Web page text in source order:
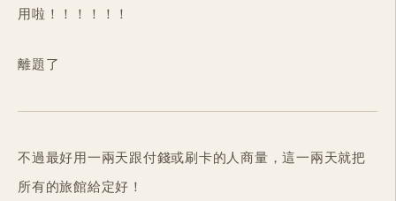
用啦！！！！！！
離題了
不過最好用一兩天跟付錢或刷卡的人商量，這一兩天就把
所有的旅館給定好！